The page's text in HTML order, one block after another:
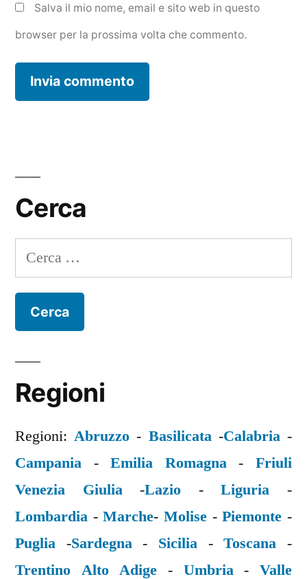
Salva il mio nome, email e sito web in questo
browser per la prossima volta che commento.
Cerca
Ricerca
per:
Regioni
Regioni:Abruzzo - Basilicata-Calabria-
Campania -Emilia Romagna-Friuli
Venezia Giulia-Lazio -Liguria -
Lombardia -Marche-Molise -Piemonte -
Puglia -Sardegna- Sicilia -Toscana -
Trentino Alto Adige - Umbria-Valle